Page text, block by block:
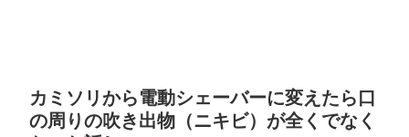
カミソリから電動シェーバーに変えたら口
の周りの吹き出物（ニキビ）が全くでなく